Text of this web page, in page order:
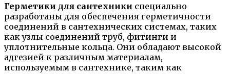
Герметики для сантехники специально
разработаны для обеспечения герметичности
соединений в сантехнических системах, таких
как узлы соединений труб, фитинги и
уплотнительные кольца. Они обладают высокой
адгезией к различным материалам,
используемым в сантехнике, таким как